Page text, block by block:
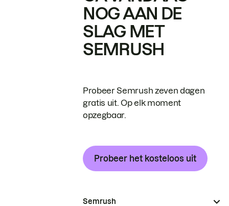
NOG AAN DE
SLAG MET
SEMRUSH
Probeer Semrush zeven dagen
gratis uit. Op elk moment
opzegbaar.
Probeer het kosteloos uit
Semrush